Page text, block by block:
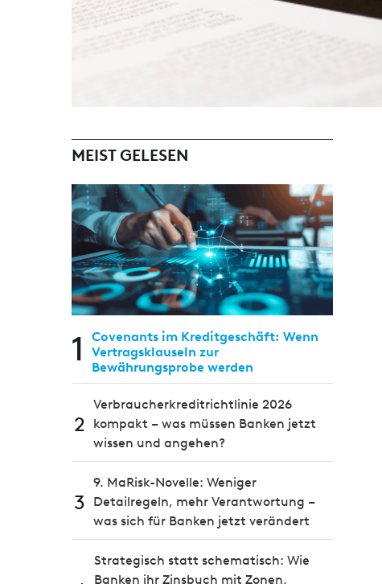
MEIST GELESEN
1
Covenants im Kreditgeschäft: Wenn
Vertragsklauseln zur
Bewährungsprobe werden
2
Verbraucherkreditrichtlinie 2026
kompakt – was müssen Banken jetzt
wissen und angehen?
3
9. MaRisk-Novelle: Weniger
Detailregeln, mehr Verantwortung –
was sich für Banken jetzt verändert
Strategisch statt schematisch: Wie
Banken ihr Zinsbuch mit Zonen,